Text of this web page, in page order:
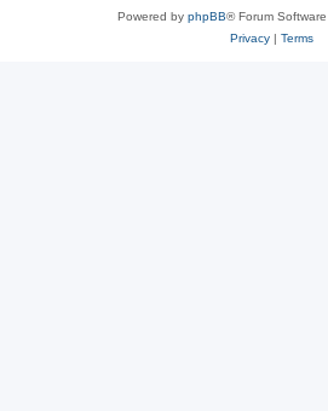
Powered by phpBB® Forum
Privacy| Terms